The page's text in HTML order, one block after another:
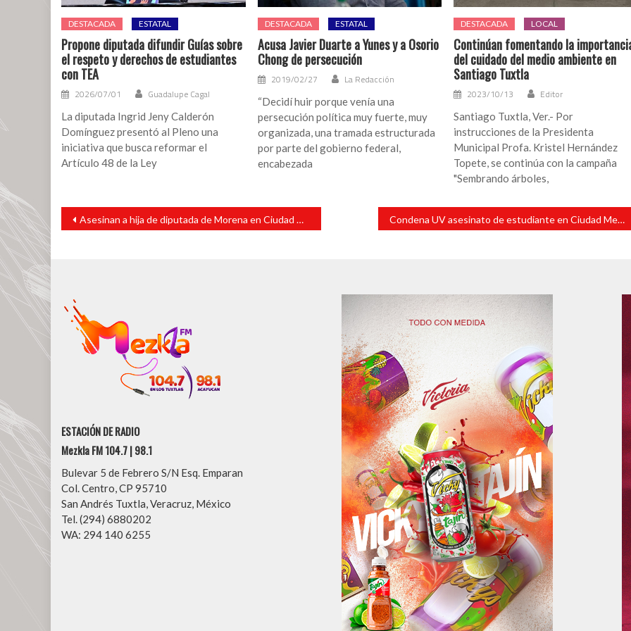
DESTACADA ESTATAL
Propone diputada difundir Guías sobre
el respeto y derechos de estudiantes
con TEA
2026/07/01 Guadalupe Cagal
La diputada Ingrid Jeny Calderón
Domínguez presentó al Pleno una
iniciativa que busca reformar el
Artículo 48 de la Ley
DESTACADA ESTATAL
Acusa Javier Duarte a Yunes y a Osorio
Chong de persecución
2019/02/27 La Redacción
“Decidí huir porque venía una
persecución política muy fuerte, muy
organizada, una tramada estructurada
por parte del gobierno federal,
encabezada
DESTACADA LOCAL
Continúan fomentando la
del cuidado del medio ambiente en
Santiago Tuxtla
2023/10/13 Editor
Santiago Tuxtla, Ver.- Por
instrucciones de la Presidenta
Municipal Profa. Kristel Hernández
Topete, se continúa con la campaña
"Sembrando árboles,
Navegación
entradas
Asesinan a hija de diputada de Morena en Ciudad Mendoza Condena UV asesinato de estudiante en Ciudad Mendoza, Veracruz
ESTACIÓN DE RADIO
Mezkla FM 104.7 | 98.1
Bulevar 5 de Febrero S/N Esq. Emparan
Col. Centro, CP 95710
San Andrés Tuxtla, Veracruz, México
Tel. (294) 6880202
WA: 294 140 6255